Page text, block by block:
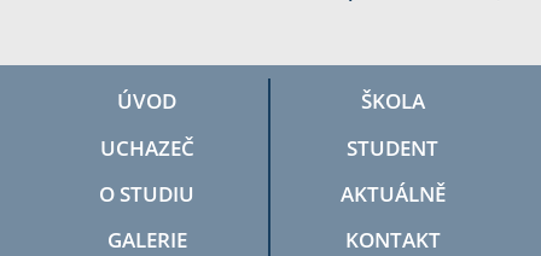
ÚVOD
ŠKOLA
UCHAZEČ
STUDENT
O STUDIU
AKTUÁLNĚ
GALERIE
KONTAKT